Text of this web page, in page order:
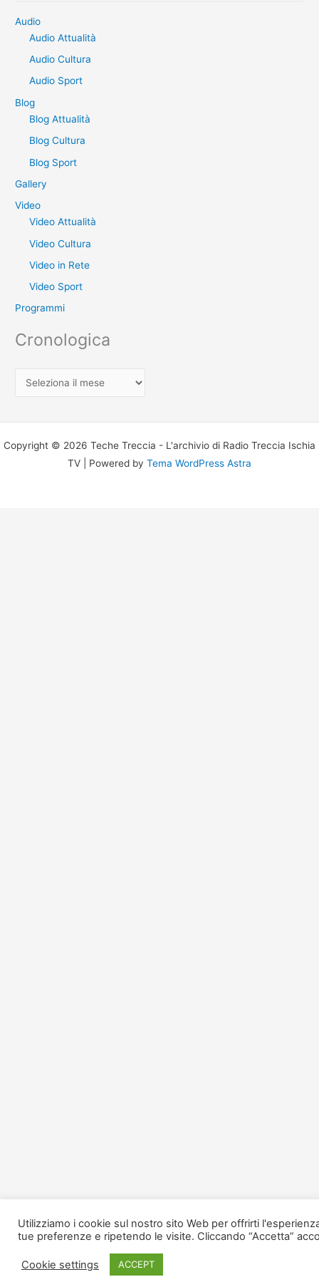
r
Audio
Audio Attualità
Audio Cultura
Audio Sport
Blog
Blog Attualità
Blog Cultura
Blog Sport
Gallery
Video
Video Attualità
Video Cultura
Video in Rete
Video Sport
Programmi
Cronologica
o
Copyright © 2026 Teche Treccia - L'archivio di Radio Treccia Ischia
TV | Powered by Tema WordPress Astra
Utilizziamo i cookie sul nostro sito Web per offrirti
tue preferenze e ripetendo le visite. Cliccando “Accetta”
Cookie settings ACCEPT